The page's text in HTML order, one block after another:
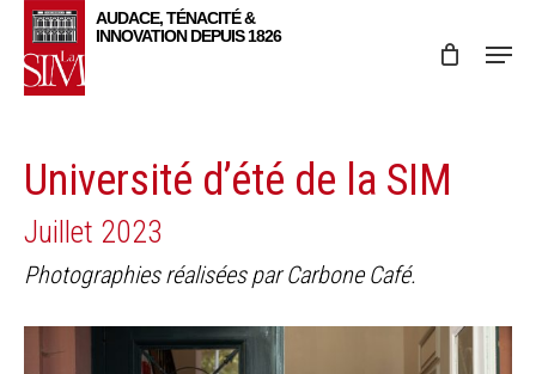
Skip
main
Menu
Université d’été de la SIM
Juillet 2023
Photographies réalisées par Carbone Café.